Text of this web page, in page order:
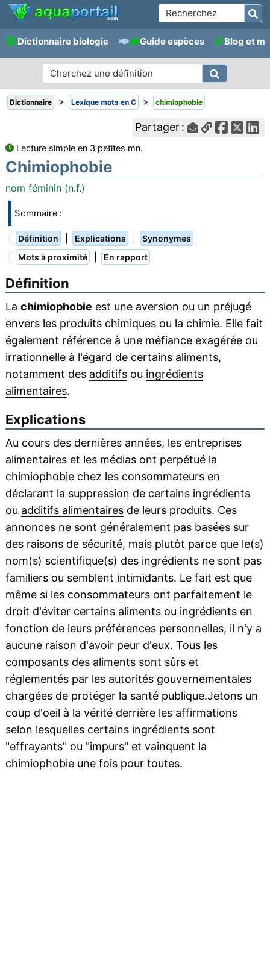
Dictionnaire biologie Guide espèces Blog et
Dictionnaire > Lexique mots en C > chimiophobie
Partager :
Lecture simple en 3 petites mn.
Chimiophobie
nom féminin (n.f.)
Sommaire :
Définition Explications Synonymes
Mots à proximité En rapport
Définition
La chimiophobie est une aversion ou un préjugé
envers les produits chimiques ou la chimie. Elle fait
également référence à une méfiance exagérée ou
irrationnelle à l'égard de certains aliments,
notamment des additifsou ingrédients
alimentaires.
Explications
Au cours des dernières années, les entreprises
alimentaires et les médias ont perpétué la
chimiophobie chez les consommateurs en
déclarant la suppression de certains ingrédients
ou additifs alimentairesde leurs produits. Ces
annonces ne sont généralement pas basées sur
des raisons de sécurité, mais plutôt parce que le(s)
nom(s) scientifique(s) des ingrédients ne sont pas
familiers ou semblent intimidants. Le fait est que
même si les consommateurs ont parfaitement le
droit d'éviter certains aliments ou ingrédients en
fonction de leurs préférences personnelles, il n'y a
aucune raison d'avoir peur d'eux. Tous les
composants des aliments sont sûrs et
réglementés par les autorités gouvernementales
chargées de protéger la santé publique.Jetons un
coup d'oeil à la vérité derrière les affirmations
selon lesquelles certains ingrédients sont
"effrayants" ou "impurs" et vainquent la
chimiophobie une fois pour toutes.